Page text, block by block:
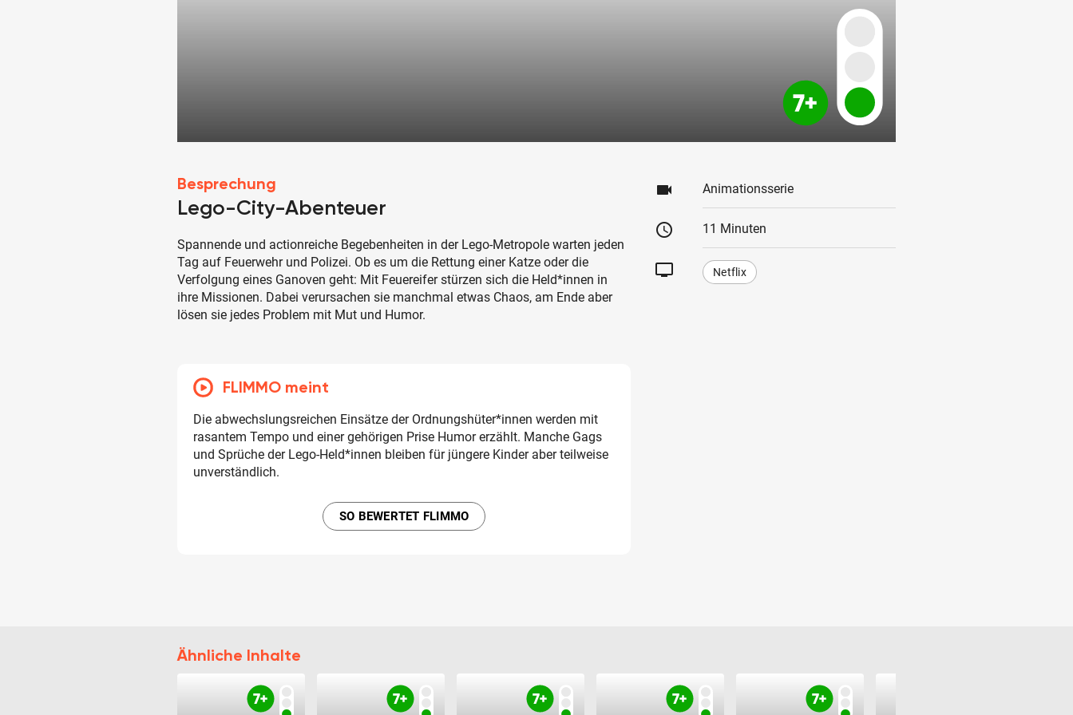
Besprechung
Lego-City-Abenteuer
Spannende und actionreiche Begebenheiten in der Lego-Metropole warten jeden
Tag auf Feuerwehr und Polizei. Ob es um die Rettung einer Katze oder die
Verfolgung eines Ganoven geht: Mit Feuereifer stürzen sich die Held*innen in
ihre Missionen. Dabei verursachen sie manchmal etwas Chaos, am Ende aber
lösen sie jedes Problem mit Mut und Humor.
FLIMMO meint
Die abwechslungsreichen Einsätze der Ordnungshüter*innen werden mit
rasantem Tempo und einer gehörigen Prise Humor erzählt. Manche Gags
und Sprüche der Lego-Held*innen bleiben für jüngere Kinder aber teilweise
unverständlich.
SO BEWERTET FLIMMO
videocam Animationsserie
schedule 11 Minuten
tv Netflix
Ähnliche Inhalte